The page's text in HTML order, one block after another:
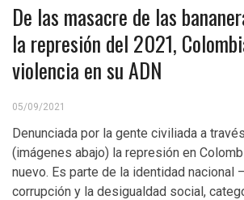
De las masacre de las
la represión del 2021,
violencia en su ADN
05/09/2021
Denunciada por la gente civiliada a
(imágenes abajo) la represión en
nuevo. Es parte de la identidad nacional
corrupción y la desigualdad social,